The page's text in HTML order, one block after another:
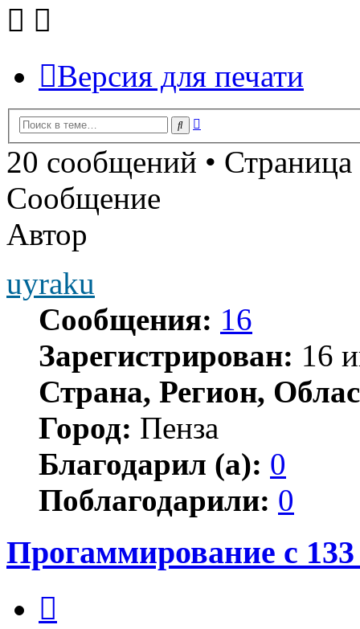
Версия для печати
Поиск
20 сообщений • Страница
Сообщение
Автор
uyraku
Сообщения: 16
Зарегистрирован: 16
Страна, Регион,
Город: Пенза
Благодарил (а): 0
Поблагодарили: 0
Прогаммирование с